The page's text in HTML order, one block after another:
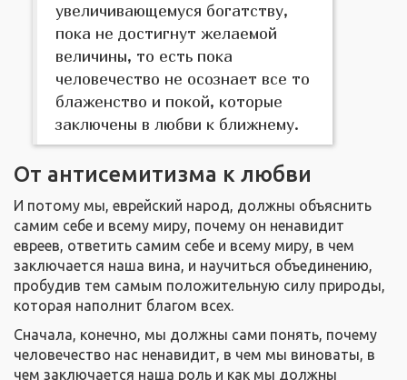
увеличивающемуся богатству,
пока не достигнут желаемой
величины, то есть пока
человечество не осознает все то
блаженство и покой, которые
заключены в любви к ближнему.
От антисемитизма к любви
И потому мы, еврейский народ, должны объяснить
самим себе и всему миру, почему он ненавидит
евреев, ответить самим себе и всему миру, в чем
заключается наша вина, и научиться объединению,
пробудив тем самым положительную силу природы,
которая наполнит благом всех.
Сначала, конечно, мы должны сами понять, почему
человечество нас ненавидит, в чем мы виноваты, в
чем заключается наша роль и как мы должны